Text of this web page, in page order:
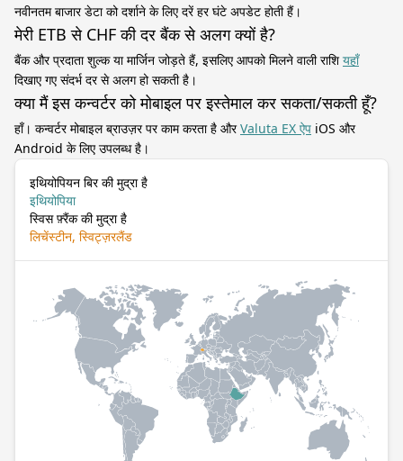
नवीनतम बाजार डेटा को दर्शाने के लिए दरें हर घंटे अपडेट होती हैं।
मेरी ETB से CHF की दर बैंक से अलग क्यों है?
बैंक और प्रदाता शुल्क या मार्जिन जोड़ते हैं, इसलिए आपको मिलने वाली राशियहाँ
दिखाए गए संदर्भ दर से अलग हो सकती है।
क्या मैं इस कन्वर्टर को मोबाइल पर इस्तेमाल कर सकता/सकती हूँ?
हाँ। कन्वर्टर मोबाइल ब्राउज़र पर काम करता है औरValuta EX ऐप iOS और
Android के लिए उपलब्ध है।
इथियोपियन बिर की मुद्रा है
इथियोपिया
स्विस फ़्रैंक की मुद्रा है
लिचेंस्टीन, स्विट्ज़रलैंड